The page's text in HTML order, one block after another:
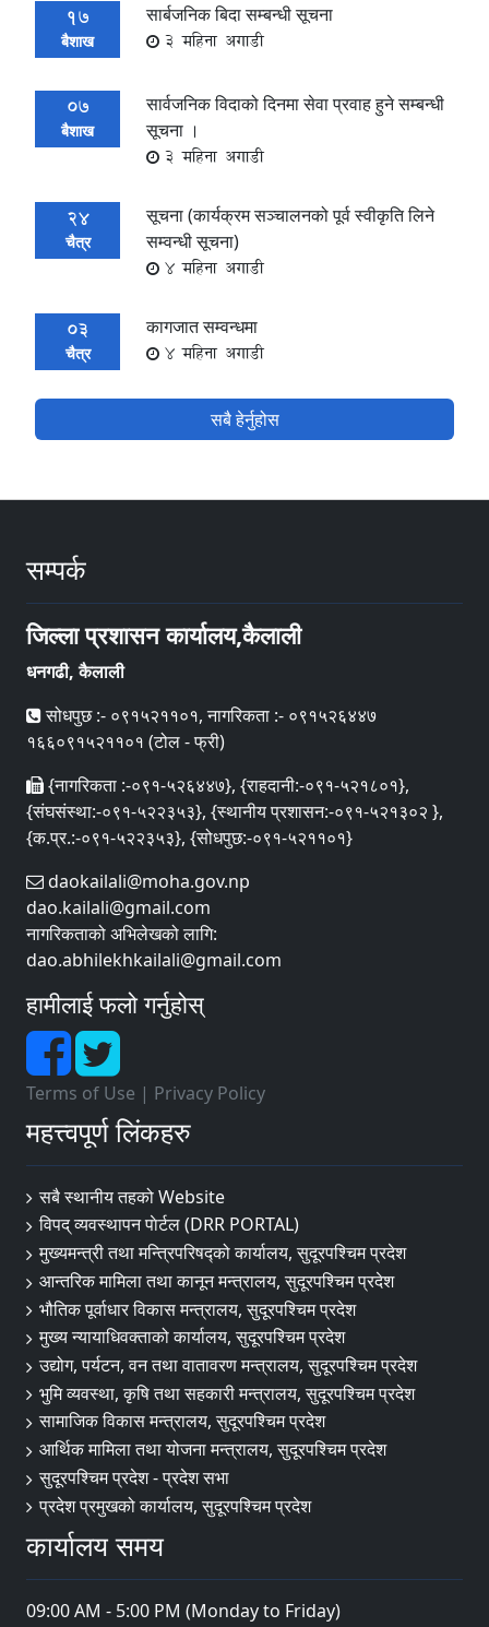
17
बैशाख
सार्बजनिक बिदा सम्बन्धी सूचना
3 महिना अगाडी
07
बैशाख
सार्वजनिक विदाको दिनमा सेवा प्रवाह हुने सम्बन्धी
सूचना ।
3 महिना अगाडी
24
चैत्र
सूचना (कार्यक्रम सञ्चालनको पूर्व स्वीकृति लिने
सम्वन्धी सूचना)
4 महिना अगाडी
03
चैत्र
कागजात सम्वन्धमा
4 महिना अगाडी
सबै हेर्नुहोस
सम्पर्क
जिल्ला प्रशासन कार्यालय,कैलाली
धनगढी, कैलाली
सोधपुछ :- ०९१५२११०१, नागरिकता :- ०९१५२६४४७
१६६०९१५२११०१ (टोल - फ्री)
{नागरिकता :-०९१-५२६४४७}, {राहदानी:-०९१-५२१८०१},
{संघसंस्था:-०९१-५२२३५३}, {स्थानीय प्रशासन:-०९१-५२१३०२ },
{क.प्र.:-०९१-५२२३५३}, {सोधपुछ:-०९१-५२११०१}
daokailali@moha.gov.np
dao.kailali@gmail.com
नागरिकताको अभिलेखको लागि:
dao.abhilekhkailali@gmail.com
हामीलाई फलो गर्नुहोस्
Terms of Use | Privacy Policy
महत्त्वपूर्ण लिंकहरु
सबै स्थानीय तहको Website
विपद् व्यवस्थापन पाेर्टल (DRR PORTAL)
मुख्यमन्त्री तथा मन्त्रिपरिषद्को कार्यालय, सुदूरपश्चिम प्रदेश
आन्तरिक मामिला तथा कानून मन्त्रालय, सुदूरपश्चिम प्रदेश
भौतिक पूर्वाधार विकास मन्त्रालय, सुदूरपश्चिम प्रदेश
मुख्य न्यायाधिवक्ताको कार्यालय, सुदूरपश्चिम प्रदेश
उद्योग, पर्यटन, वन तथा वातावरण मन्त्रालय, सुदूरपश्चिम प्रदेश
भुमि व्यवस्था, कृषि तथा सहकारी मन्त्रालय, सुदूरपश्चिम प्रदेश
सामाजिक विकास मन्त्रालय, सुदूरपश्चिम प्रदेश
आर्थिक मामिला तथा योजना मन्त्रालय, सुदूरपश्चिम प्रदेश
सुदूरपश्चिम प्रदेश - प्रदेश सभा
प्रदेश प्रमुखको कार्यालय, सुदूरपश्चिम प्रदेश
कार्यालय समय
09:00 AM - 5:00 PM (Monday to Friday)